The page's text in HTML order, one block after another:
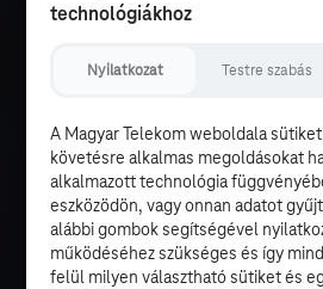
technológiákhoz
Nyilatkozat Testre szabás
A Magyar Telekom weboldala
követésre alkalmas megoldásokat
alkalmazott technológia
eszközödön, vagy onnan adatot
alábbi gombok segítségével
működéséhez szükséges és így
felül milyen választható sütiket és